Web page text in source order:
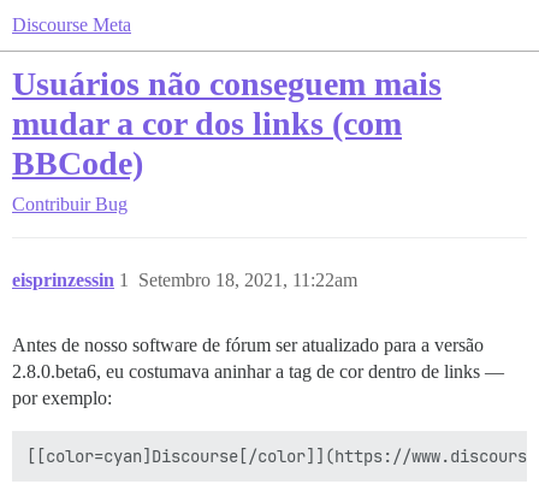
Discourse Meta
Usuários não conseguem mais
mudar a cor dos links (com
BBCode)
Contribuir Bug
eisprinzessin Setembro 18, 2021, 11:22am
1
Antes de nosso software de fórum ser atualizado para a versão
2.8.0.beta6, eu costumava aninhar a tag de cor dentro de links —
por exemplo:
[[color=cyan]Discourse[/color]](https://